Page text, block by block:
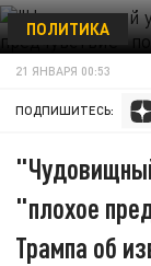
ПОЛИТИКА
21 ЯНВАРЯ 00:53
ПОДПИШИТЕСЬ:
"плохое
Трампа об